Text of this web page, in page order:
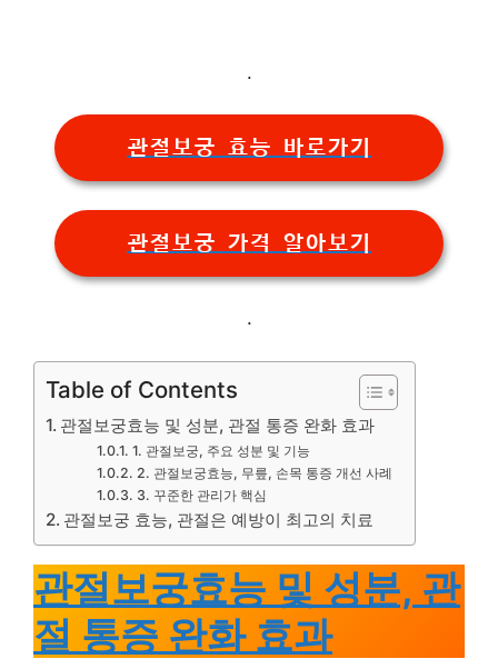
.
관절보궁 효능 바로가기
관절보궁 가격 알아보기
.
Table of Contents
관절보궁효능 및 성분, 관절 통증 완화 효과
1. 관절보궁, 주요 성분 및 기능
2. 관절보궁효능, 무릎, 손목 통증 개선 사례
3. 꾸준한 관리가 핵심
관절보궁 효능, 관절은 예방이 최고의 치료
관절보궁효능 및 성분, 관
절 통증 완화 효과